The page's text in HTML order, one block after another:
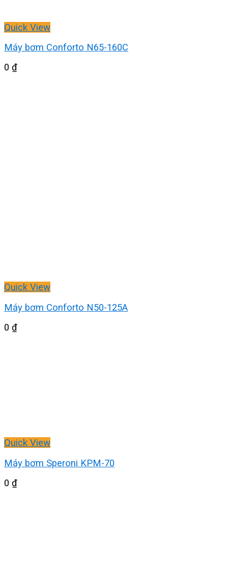
Quick View
Máy bơm Conforto N65-160C
0 ₫
Quick View
Máy bơm Conforto N50-125A
0 ₫
Quick View
Máy bơm Speroni KPM-70
0 ₫